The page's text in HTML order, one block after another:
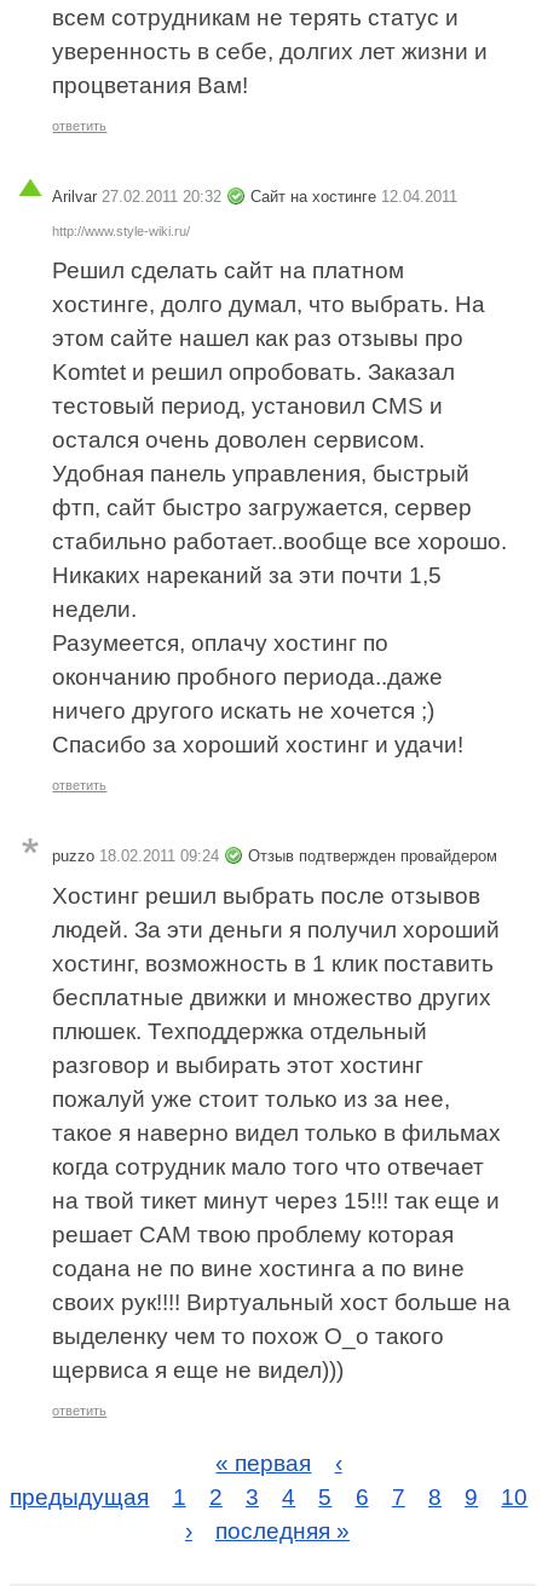
всем сотрудникам не терять статус и
уверенность в себе, долгих лет жизни и
процветания Вам!
ответить
Arilvar 27.02.2011 20:32 Сайт на хостинге 12.04.2011
http://www.style-wiki.ru/
Решил сделать сайт на платном
хостинге, долго думал, что выбрать. На
этом сайте нашел как раз отзывы про
Komtet и решил опробовать. Заказал
тестовый период, установил CMS и
остался очень доволен сервисом.
Удобная панель управления, быстрый
фтп, сайт быстро загружается, сервер
стабильно работает..вообще все хорошо.
Никаких нареканий за эти почти 1,5
недели.
Разумеется, оплачу хостинг по
окончанию пробного периода..даже
ничего другого искать не хочется ;)
Спасибо за хороший хостинг и удачи!
ответить
puzzo 18.02.2011 09:24 Отзыв подтвержден провайдером
Хостинг решил выбрать после отзывов
людей. За эти деньги я получил хороший
хостинг, возможность в 1 клик поставить
бесплатные движки и множество других
плюшек. Техподдержка отдельный
разговор и выбирать этот хостинг
пожалуй уже стоит только из за нее,
такое я наверно видел только в фильмах
когда сотрудник мало того что отвечает
на твой тикет минут через 15!!! так еще и
решает САМ твою проблему которая
содана не по вине хостинга а по вине
своих рук!!!! Виртуальный хост больше на
выделенку чем то похож О_о такого
щервиса я еще не видел)))
ответить
« первая
‹
предыдущая
1 2 3 4 5 6 7 8 9
10
›
последняя »